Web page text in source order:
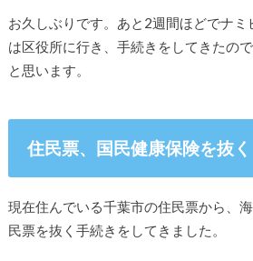
お久しぶりです。あと2週間ほどでナミ
は区役所に行き、手続きをしてきたの
と思います。
住民票、国民健康保険を抜く
現在住んでいる千葉市の住民票から、
民票を抜く手続きをしてきました。